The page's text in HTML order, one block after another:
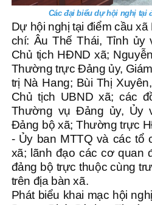
Các đại biểu dự hội nghị tại
Dự hội nghị tại điểm cầu
chí: Âu Thế Thái, Tỉnh ủy
Chủ tịch HĐND xã;
Thường trực Đảng ủy,
trị Nà Hang; Bùi Thị
Chủ tịch UBND xã; các
Thường vụ Đảng ủy, Ủy
Đảng bộ xã; Thường trực
- Ủy ban MTTQ và các tổ
xã; lãnh đạo các cơ quan
đảng bộ trực thuộc cùng
trên địa bàn xã.
Phát biểu khai mạc hội